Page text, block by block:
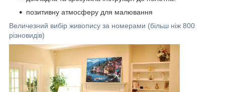
позитивну атмосферу для малювання
Величезний вибір живопису за номерами (більш ніж 800
різновидів)